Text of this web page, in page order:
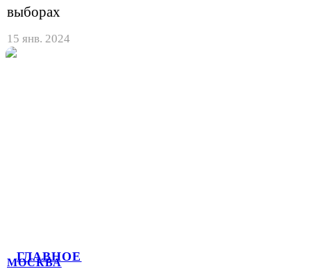
ГЛАВНОЕ
выборах
15 янв. 2024
МОСКВА